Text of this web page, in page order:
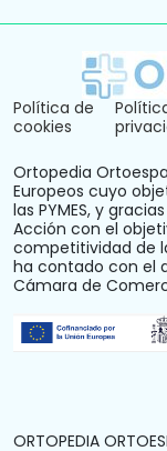
Política de
cookies
Ortopedia
Europeos cuyo
las PYMES, y
Acción con el
competitividad de
ha contado con el
Cámara de
ORTOPEDIA